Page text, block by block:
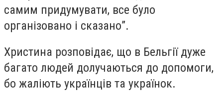
самим придумувати, все було
організовано і сказано”.
Христина розповідає, що в Бельгії дуже
багато людей долучаються до допомоги,
бо жаліють українців та українок.